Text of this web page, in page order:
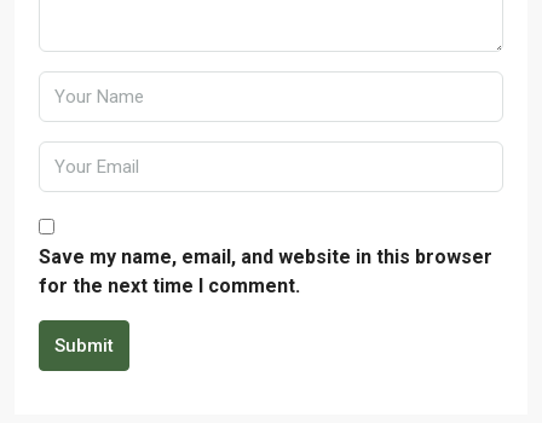
Save my name, email, and website in this browser
for the next time I comment.
Submit